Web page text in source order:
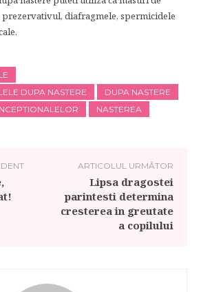
diafragmele, spermicidele
DUPA NASTERE
DUPA NASTERE
NASTEREA
ARTICOLUL URMĂTOR
Lipsa dragostei
parintesti determina
cresterea in greutate
a copilului